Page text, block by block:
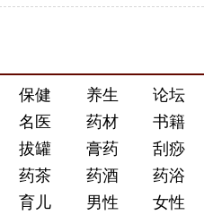
保健 养生
论坛
名医 药材
书籍
拔罐 膏药
刮痧
药茶 药酒
药浴
育儿 男性
女性